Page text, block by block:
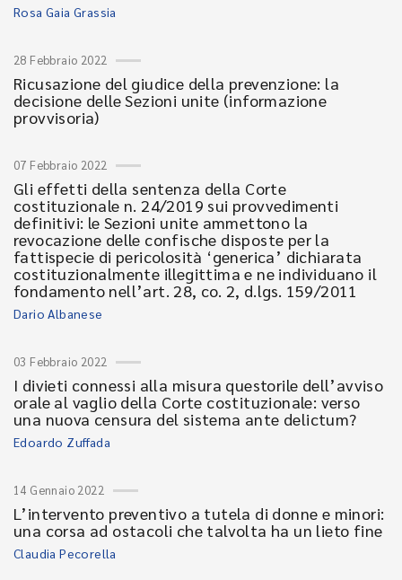
Rosa Gaia Grassia
28 Febbraio 2022
Ricusazione del giudice della prevenzione: la
decisione delle Sezioni unite (informazione
provvisoria)
07 Febbraio 2022
Gli effetti della sentenza della Corte
costituzionale n. 24/2019 sui provvedimenti
definitivi: le Sezioni unite ammettono la
revocazione delle confische disposte per la
fattispecie di pericolosità ‘generica’ dichiarata
costituzionalmente illegittima e ne individuano il
fondamento nell’art. 28, co. 2, d.lgs. 159/2011
Dario Albanese
03 Febbraio 2022
I divieti connessi alla misura questorile dell’avviso
orale al vaglio della Corte costituzionale: verso
una nuova censura del sistema ante delictum?
Edoardo Zuffada
14 Gennaio 2022
L’intervento preventivo a tutela di donne e minori:
una corsa ad ostacoli che talvolta ha un lieto fine
Claudia Pecorella